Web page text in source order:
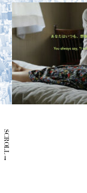
SCROLL→